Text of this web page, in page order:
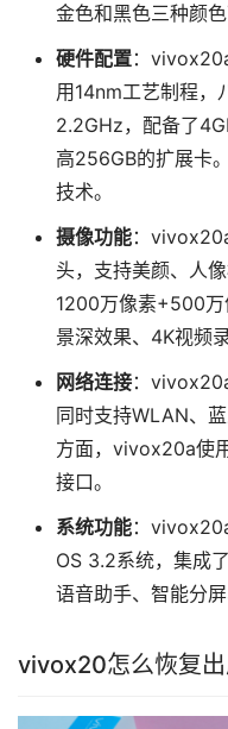
金色和黑色三种颜色
硬件配置：
用14nm工艺制程，
2.2GHz，配备了
高256GB的扩展卡
技术。
摄像功能：
头，支持美颜、人
1200万像素+500万
景深效果、4K视频
网络连接：
同时支持WLAN、
方面，vivox20a使
接口。
系统功能：
OS 3.2系统，集成
语音助手、智能分屏
vivox20怎么恢复出